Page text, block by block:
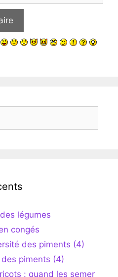
légumes
congés
des piments (4)
piments (4)
: quand les semer